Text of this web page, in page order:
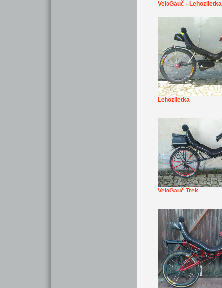
VeloGauč - Lehoziletka
Lehoziletka
VeloGauč Trek